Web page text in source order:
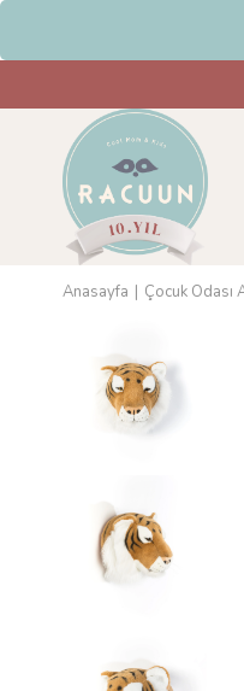
Anasayfa Çocuk Odası